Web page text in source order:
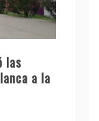
las
a la